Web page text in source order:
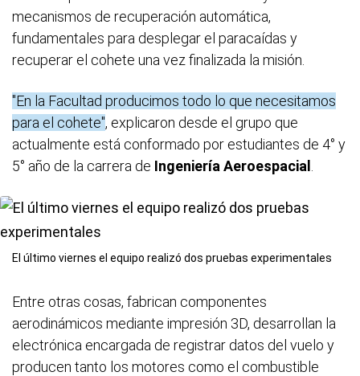
mecanismos de recuperación automática,
fundamentales para desplegar el paracaídas y
recuperar el cohete una vez finalizada la misión.
"En la Facultad producimos todo lo que necesitamos
para el cohete", explicaron desde el grupo que
actualmente está conformado por estudiantes de 4° y
5° año de la carrera de Ingeniería Aeroespacial
El último viernes el equipo realizó dos pruebas experimentales
Entre otras cosas, fabrican componentes
aerodinámicos mediante impresión 3D, desarrollan la
electrónica encargada de registrar datos del vuelo y
producen tanto los motores como el combustible